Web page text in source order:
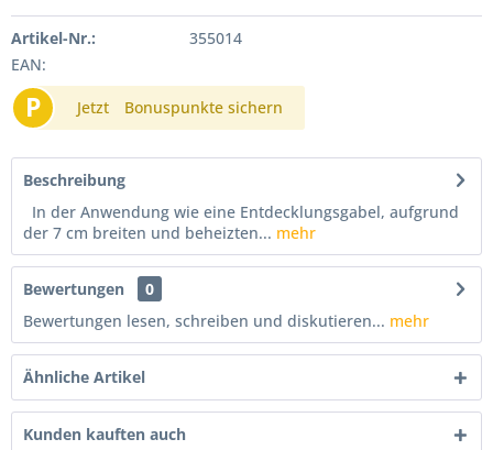
Artikel-Nr.:
355014
EAN:
P Jetzt Bonuspunkte sichern
Beschreibung
In der Anwendung wie eine Entdecklungsgabel, aufgrund
der 7 cm breiten und beheizten... mehr
Bewertungen
0
Bewertungen lesen, schreiben und diskutieren... mehr
Ähnliche Artikel
Kunden kauften auch